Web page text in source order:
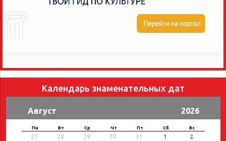
Календарь знаменательных дат
Август 2026
Пн Вт Ср Чт Пт Сб Вс
27 28 29 30 31 1
2